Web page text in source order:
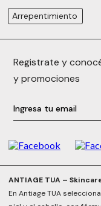
Arrepentimiento
Registrate y
y promociones
ANTIAGE TUA –
En Antiage TUA